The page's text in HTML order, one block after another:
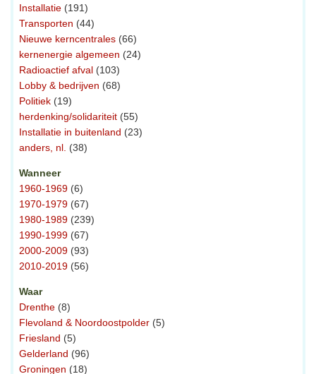
Installatie (191)
Transporten (44)
Nieuwe kerncentrales (66)
kernenergie algemeen (24)
Radioactief afval (103)
Lobby & bedrijven (68)
Politiek (19)
herdenking/solidariteit (55)
Installatie in buitenland (23)
anders, nl. (38)
Wanneer
1960-1969 (6)
1970-1979 (67)
1980-1989 (239)
1990-1999 (67)
2000-2009 (93)
2010-2019 (56)
Waar
Drenthe (8)
Flevoland & Noordoostpolder (5)
Friesland (5)
Gelderland (96)
Groningen (18)